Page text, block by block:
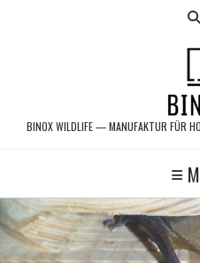
BINOX WILDLIFE — MANUFAKTUR FÜR